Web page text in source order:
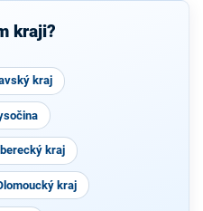
kraji?
kraj
kraj
kraj